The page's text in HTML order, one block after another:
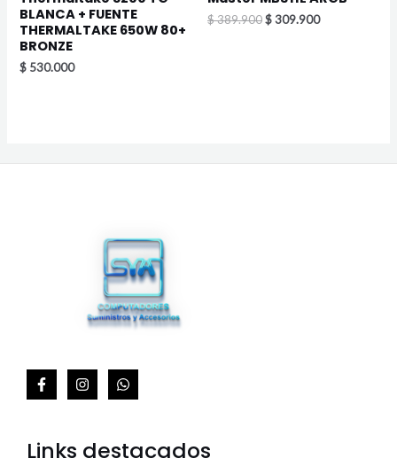
BLANCA + FUENTE
THERMALTAKE 650W 80+
BRONZE
$ 530.000
$389.900$309.900
Links destacados